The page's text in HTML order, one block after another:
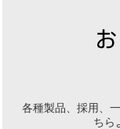
各種製品、採用、
ちら